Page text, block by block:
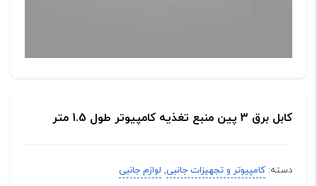
کابل برق 3 پین منبع تغذیه کامپیوتر طول 1.5 متر
دسته: کامپیوتر و تجهیزات جانبی, لوازم جانبی